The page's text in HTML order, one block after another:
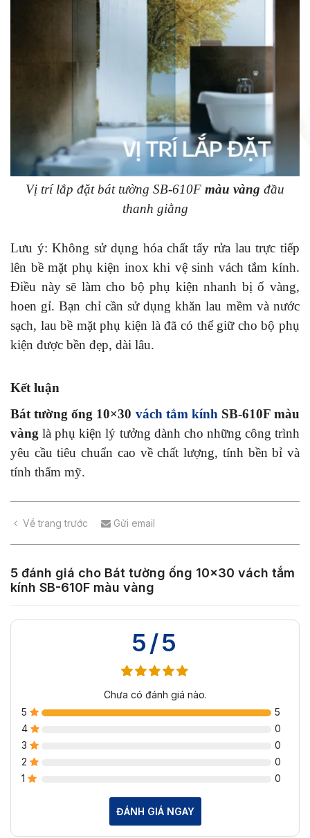
Vị trí lắp đặt bát tường SB-610F màu vàng đầu
thanh giằng
Lưu ý: Không sử dụng hóa chất tẩy rửa lau trực tiếp
lên bề mặt phụ kiện inox khi vệ sinh vách tắm kính.
Điều này sẽ làm cho bộ phụ kiện nhanh bị ố vàng,
hoen gỉ. Bạn chỉ cần sử dụng khăn lau mềm và nước
sạch, lau bề mặt phụ kiện là đã có thể giữ cho bộ phụ
kiện được bền đẹp, dài lâu.
Kết luận
Bát tường ống 10×30 vách tắm kínhSB-610F màu
vàng là phụ kiện lý tưởng dành cho những công trình
yêu cầu tiêu chuẩn cao về chất lượng, tính bền bỉ và
tính thẩm mỹ.
Về trang trước Gửi email
5 đánh giá cho Bát tường ống 10×30 vách tắm
kính SB-610F màu vàng
5/5
Chưa có đánh giá nào.
5
5
4
0
3
0
2
0
1
0
ĐÁNH GIÁ NGAY